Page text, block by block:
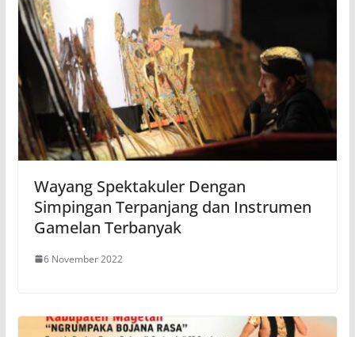
Wayang Spektakuler Dengan
Simpingan Terpanjang dan Instrumen
Gamelan Terbanyak
6 November 2022